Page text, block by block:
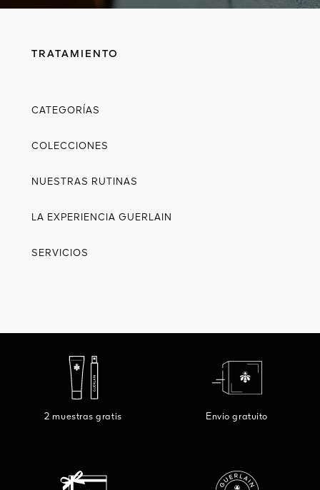
TRATAMIENTO
CATEGORÍAS
COLECCIONES
NUESTRAS RUTINAS
LA EXPERIENCIA GUERLAIN
SERVICIOS
2 muestras gratis Envio gratuito